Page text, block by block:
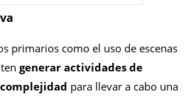
primarios como el uso de escenas
generar actividades de
para llevar a cabo una